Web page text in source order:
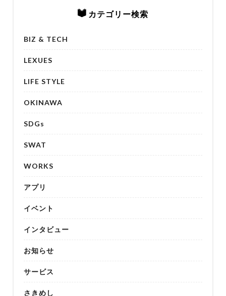
カテゴリー検索
BIZ & TECH
LEXUES
LIFE STYLE
OKINAWA
SDGs
SWAT
WORKS
アプリ
イベント
インタビュー
お知らせ
サービス
さきめし